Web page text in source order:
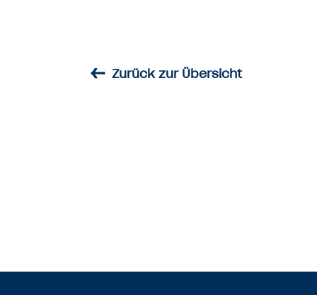
← Zurück zur Übersicht